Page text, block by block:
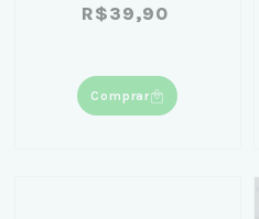
Ouro 18K
R$39,90
Comprar